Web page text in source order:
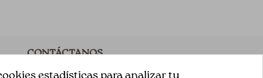
CONTÁCTANOS
Avda. de la Constitución 151